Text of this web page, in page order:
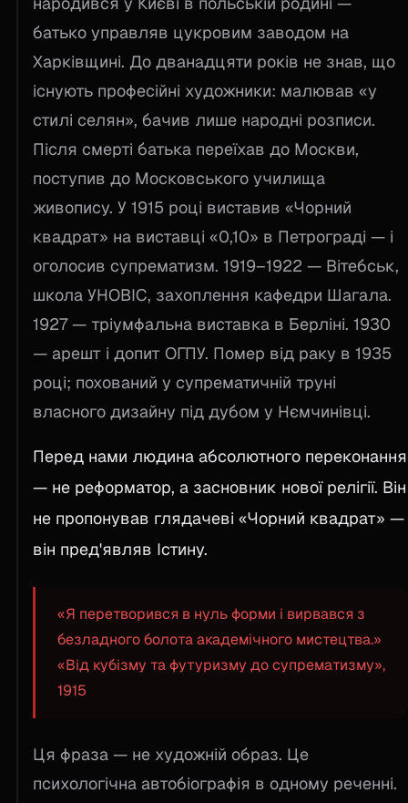
батько управляв цукровим заводом на
Харківщині. До дванадцяти років не знав, що
існують професійні художники: малював «у
стилі селян», бачив лише народні розписи.
Після смерті батька переїхав до Москви,
поступив до Московського училища
живопису. У 1915 році виставив «Чорний
квадрат» на виставці «0,10» в Петрограді — і
оголосив супрематизм. 1919–1922 — Вітебськ,
школа УНОВІС, захоплення кафедри Шагала.
1927 — тріумфальна виставка в Берліні. 1930
— арешт і допит ОГПУ. Помер від раку в 1935
році; похований у супрематичній труні
власного дизайну під дубом у Нємчинівці.
Перед нами людина абсолютного переконання
— не реформатор, а засновник нової релігії. Він
не пропонував глядачеві «Чорний квадрат» —
він пред'являв Істину.
«Я перетворився в нуль форми і вирвався з
безладного болота академічного мистецтва.»
«Від кубізму та футуризму до супрематизму»,
1915
Ця фраза — не художній образ. Це
психологічна автобіографія в одному реченні.